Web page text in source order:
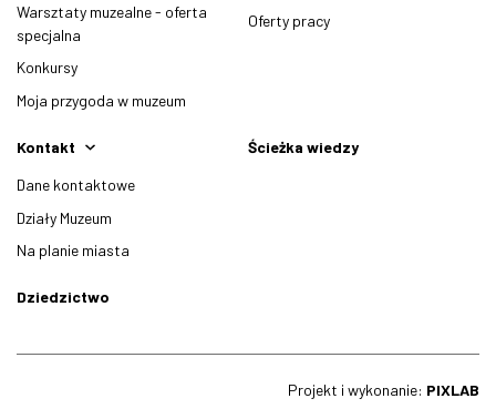
Warsztaty muzealne - oferta
specjalna
Konkursy
Moja przygoda w muzeum
Oferty pracy
Kontakt
Dane kontaktowe
Działy Muzeum
Na planie miasta
Ścieżka wiedzy
Dziedzictwo
Projekt i wykonanie: PIXLAB